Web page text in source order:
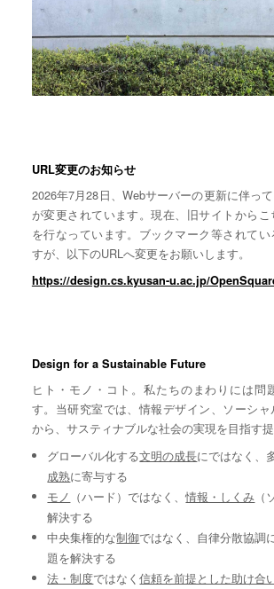
URL変更のお知らせ
2026年7月28日、Webサーバーの更新に伴っ
が変更されています。現在、旧サイトから
を行なっています。ブックマーク等されて
すが、以下のURLへ変更をお願いします。
https://design.cs.kyusan-u.ac.jp/
Design for a Sustainable Future
ヒト・モノ・コト。私たちのまわりには問
す。当研究室では、情報デザイン、ソーシ
から、サスティナブルな社会の実現を目指す提
グローバル化する文明の成長にではなく、
成熟に寄与する
モノ （ハード）ではなく、情報・しくみ
解決する
中央集権的な制御ではなく、自律分散協調
題を解決する
法・制度ではなく信頼を前提とした助け合